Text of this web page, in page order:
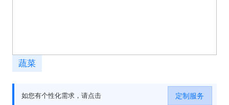
蔬菜
如您有个性化需求，请点击 定制服务